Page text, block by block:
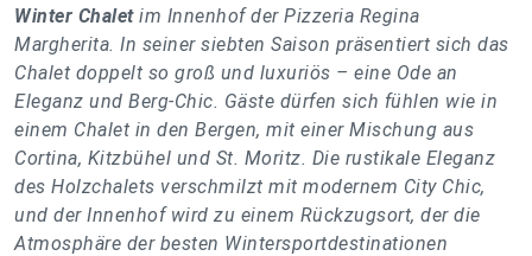
Winter Chaletim Innenhof der Pizzeria Regina
Margherita. In seiner siebten Saison präsentiert sich das
Chalet doppelt so groß und luxuriös – eine Ode an
Eleganz und Berg-Chic. Gäste dürfen sich fühlen wie in
einem Chalet in den Bergen, mit einer Mischung aus
Cortina, Kitzbühel und St. Moritz. Die rustikale Eleganz
des Holzchalets verschmilzt mit modernem City Chic,
und der Innenhof wird zu einem Rückzugsort, der die
Atmosphäre der besten Wintersportdestinationen